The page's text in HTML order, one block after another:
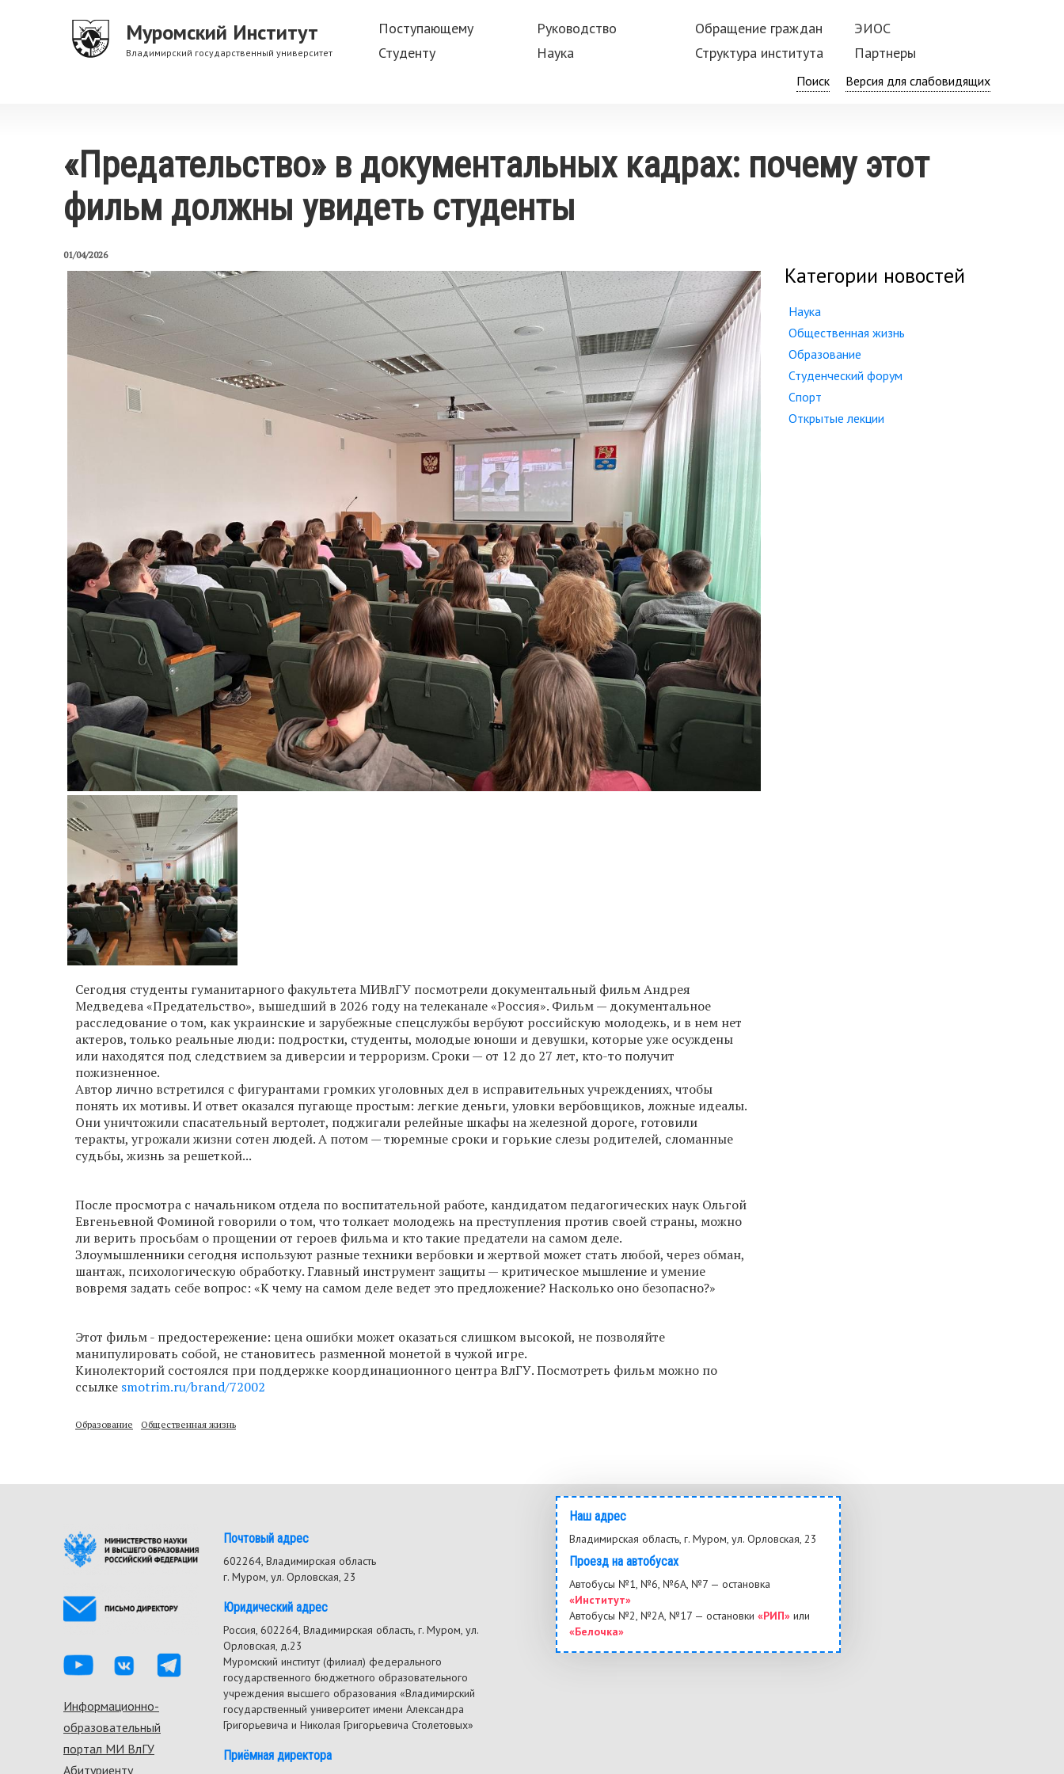
Муромский Институт
Владимирский государственный университет
Поступающему Руководство Обращение граждан
ЭИОС
Студенту
Наука Структура института Партнеры
Поиск
«Предательство» в документальных кадрах: почему этот
фильм должны увидеть студенты
01/04/2026
Сегодня студенты гуманитарного факультета МИВлГУ посмотрели документальный фильм Андрея
Медведева «Предательство», вышедший в 2026 году на телеканале «Россия». Фильм — документальное
расследование о том, как украинские и зарубежные спецслужбы вербуют российскую молодежь, и в нем нет
актеров, только реальные люди: подростки, студенты, молодые юноши и девушки, которые уже осуждены
или находятся под следствием за диверсии и терроризм. Сроки — от 12 до 27 лет, кто-то получит
пожизненное.
Автор лично встретился с фигурантами громких уголовных дел в исправительных учреждениях, чтобы
понять их мотивы. И ответ оказался пугающе простым: легкие деньги, уловки вербовщиков, ложные идеалы.
Они уничтожили спасательный вертолет, поджигали релейные шкафы на железной дороге, готовили
теракты, угрожали жизни сотен людей. А потом — тюремные сроки и горькие слезы родителей, сломанные
судьбы, жизнь за решеткой...
После просмотра с начальником отдела по воспитательной работе, кандидатом педагогических наук Ольгой
Евгеньевной Фоминой говорили о том, что толкает молодежь на преступления против своей страны, можно
ли верить просьбам о прощении от героев фильма и кто такие предатели на самом деле.
Злоумышленники сегодня используют разные техники вербовки и жертвой может стать любой, через обман,
шантаж, психологическую обработку. Главный инструмент защиты — критическое мышление и умение
вовремя задать себе вопрос: «К чему на самом деле ведет это предложение? Насколько оно безопасно?»
Этот фильм - предостережение: цена ошибки может оказаться слишком высокой, не позволяйте
манипулировать собой, не становитесь разменной монетой в чужой игре.
Кинолекторий состоялся при поддержке координационного центра ВлГУ. Посмотреть фильм можно по
ссылке smotrim.ru/brand/72002
Образование Общественная жизнь
Категории новостей
Наука
Общественная жизнь
Образование
Студенческий форум
Спорт
Открытые лекции
Footer
menu
Информационно-
образовательный
портал МИ ВлГУ
Абитуриенту
Почтовый адрес
602264, Владимирская область
г. Муром, ул. Орловская, 23
Юридический адрес
Россия, 602264, Владимирская область, г. Муром, ул.
Орловская, д.23
Муромский институт (филиал) федерального
государственного бюджетного образовательного
учреждения высшего образования «Владимирский
государственный университет имени Александра
Григорьевича и Николая Григорьевича Столетовых»
Приёмная директора
Наш адрес
Владимирская область, г. Муром, ул. Орловская, 23
Проезд на автобусах
Автобусы №1, №6, №6А, №7 — остановка
«Институт»
Автобусы №2, №2А, №17 — остановки «РИП»или
«Белочка»